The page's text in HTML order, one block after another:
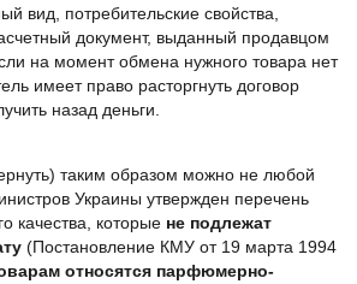
вид, потребительские свойства,
документ, выданный продавцом
на момент обмена нужного товара нет
имеет право расторгнуть договор
назад деньги.
таким образом можно не любой
Украины утвержден перечень
качества, которые не подлежат
(Постановление КМУ от 19 марта 1994
относятся парфюмерно-